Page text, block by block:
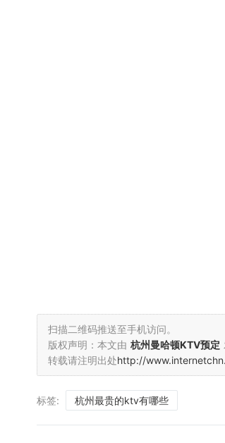
扫描二维码推送至手机访问。
版权声明：本文由 杭州曼哈顿KTV预定
转载请注明出处http://
标签: 杭州最贵的ktv有哪些